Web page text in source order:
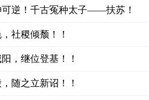
可逆！千古冤种太子——扶苏！
社稷倾颓！！
，继位登基！！
随之立新诏！！